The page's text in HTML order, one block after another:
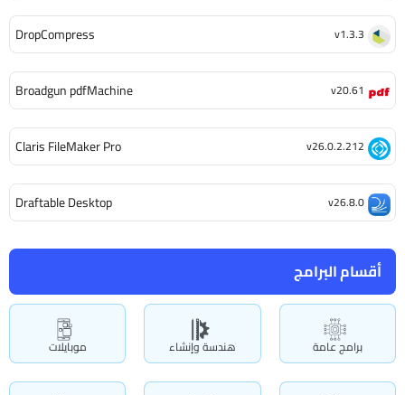
أقسام البرامج
برامج عامة هندسة وإنشاء موبايلات
DropCompress v1.3.3
Broadgun pdfMachine v20.61
Claris FileMaker Pro v26.0.2.212
Draftable Desktop v26.8.0